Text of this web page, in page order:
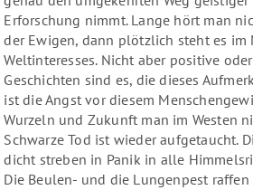
Erforschung nimmt. Lange hört man
der Ewigen, dann plötzlich steht es
Weltinteresses. Nicht aber positive
Geschichten sind es, die dieses
ist die Angst vor diesem
Wurzeln und Zukunft man im Westen
Schwarze Tod ist wieder aufgetaucht.
dicht streben in Panik in alle
Die Beulen- und die Lungenpest raffen